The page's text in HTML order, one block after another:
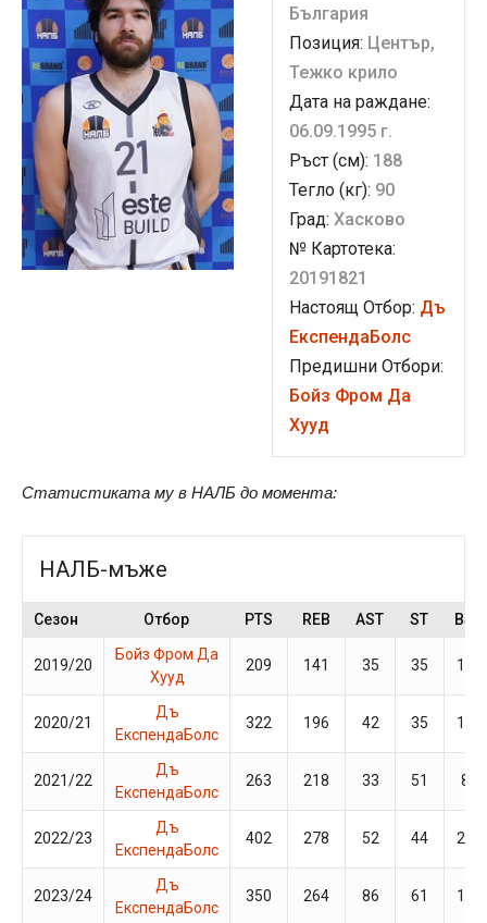
България
Позиция: Център,
Тежко крило
Дата на раждане:
06.09.1995 г.
Ръст (см): 188
Тегло (кг): 90
Град: Хасково
№ Картотека:
20191821
Настоящ Отбор: Дъ
ЕкспендаБолс
Предишни Отбори:
Бойз Фром Да
Хууд
Статистиката му в НАЛБ до момента:
НАЛБ-мъже
Сезон Отбор PTS REB AST ST BS
2019/20
Бойз Фром Да
Хууд
209 141 35 35 10
2020/21
Дъ
ЕкспендаБолс
322 196 42 35 11
2021/22
Дъ
ЕкспендаБолс
263 218 33 51 8
2022/23
Дъ
ЕкспендаБолс
402 278 52 44 27
2023/24
Дъ
ЕкспендаБолс
350 264 86 61 19